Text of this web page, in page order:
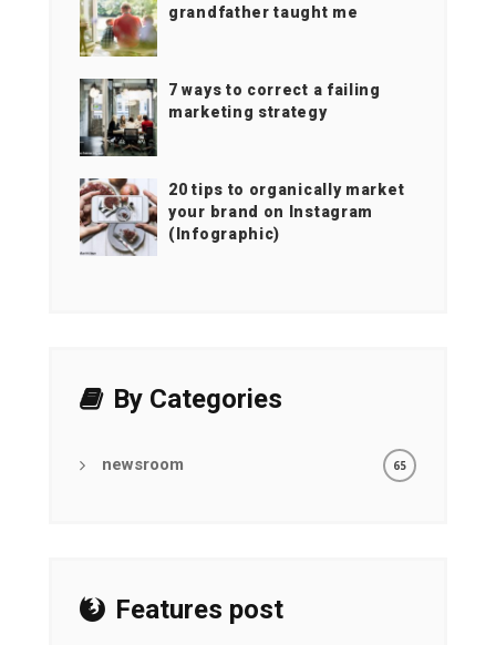
grandfather taught me
7 ways to correct a failing
marketing strategy
20 tips to organically market
your brand on Instagram
(Infographic)
By Categories
newsroom 65
Features post